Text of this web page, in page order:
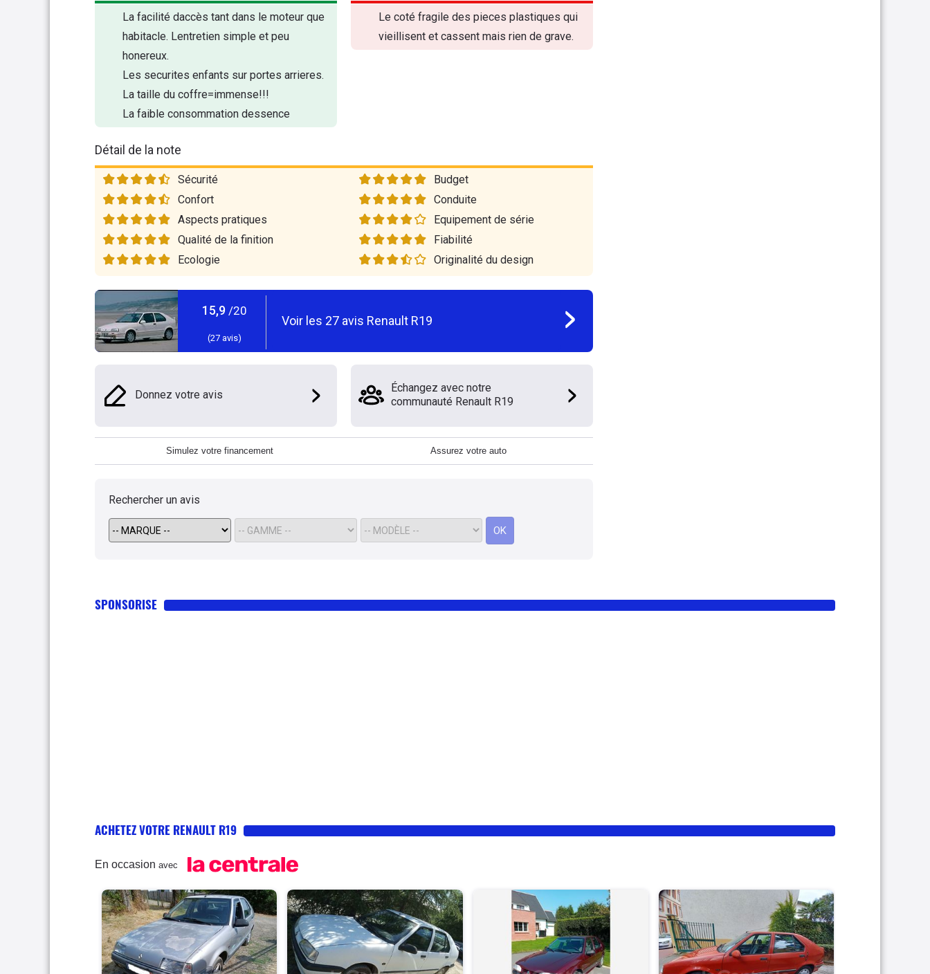
La facilité daccès tant dans le moteur que
habitacle. Lentretien simple et peu
honereux.
Les securites enfants sur portes arrieres.
La taille du coffre=immense!!!
La faible consommation dessence
Le coté fragile des pieces plastiques qui
vieillisent et cassent mais rien de grave.
Détail de la note
Sécurité
Budget
Confort
Conduite
Aspects pratiques
Equipement de série
Qualité de la finition
Fiabilité
Ecologie
Originalité du design
15,9 /20
(27 avis)
Voir les 27 avis Renault R19
Donnez votre avis
Échangez avec notre
communauté Renault R19
Simulez votre financement Assurez votre auto
Rechercher un avis
OK
SPONSORISE
ACHETEZ VOTRE RENAULT R19
En occasion avec